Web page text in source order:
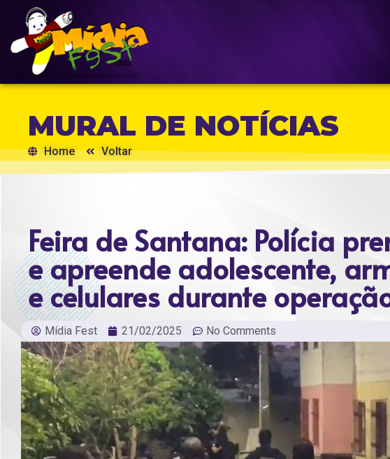
MURAL DE NOTÍCIAS
Home Voltar
Feira de Santana: Polícia
e apreende adolescente,
e celulares durante
Mídia Fest 21/02/2025 No Comments